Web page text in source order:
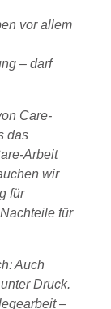
vor allem
– darf
Care-
das
Arbeit
wir
für
für
Auch
Druck.
–